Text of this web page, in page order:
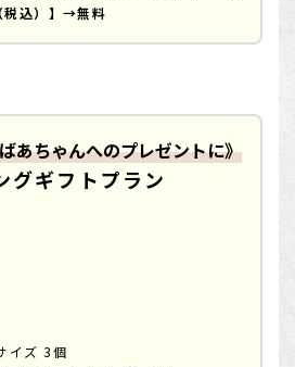
税込）】→無料
あちゃんへのプレゼントに》
ギフトプラン
イズ 3個